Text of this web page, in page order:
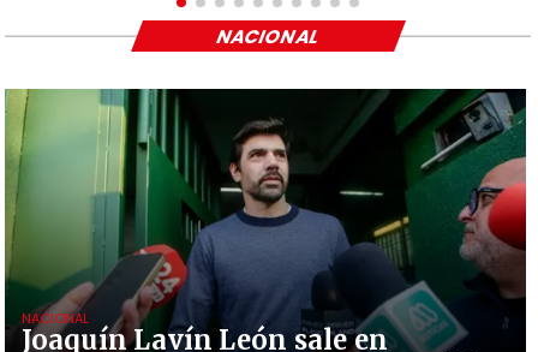
Joaquín Lavín León sale en
NACIONAL
NACIONAL